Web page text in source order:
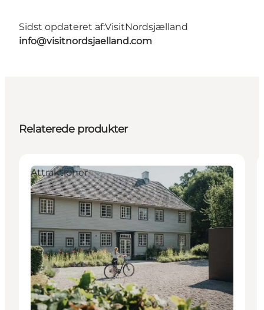
Sidst opdateret af:VisitNordsjælland
info@visitnordsjaelland.com
Relaterede produkter
Attraktioner